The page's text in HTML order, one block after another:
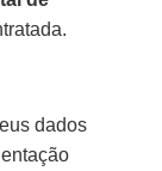
dados